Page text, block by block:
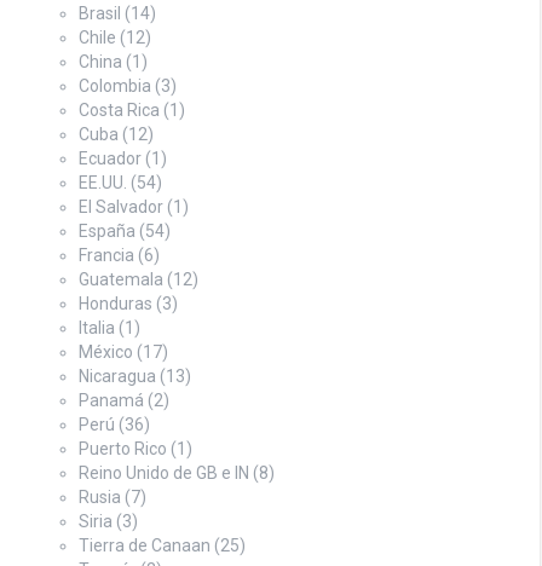
Brasil (14)
Chile (12)
China (1)
Colombia (3)
Costa Rica (1)
Cuba (12)
Ecuador (1)
EE.UU. (54)
El Salvador (1)
España (54)
Francia (6)
Guatemala (12)
Honduras (3)
Italia (1)
México (17)
Nicaragua (13)
Panamá (2)
Perú (36)
Puerto Rico (1)
Reino Unido de GB e IN (8)
Rusia (7)
Siria (3)
Tierra de Canaan (25)